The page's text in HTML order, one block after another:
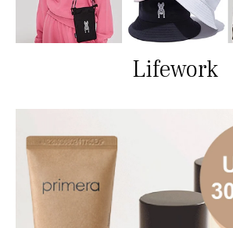
Lifework